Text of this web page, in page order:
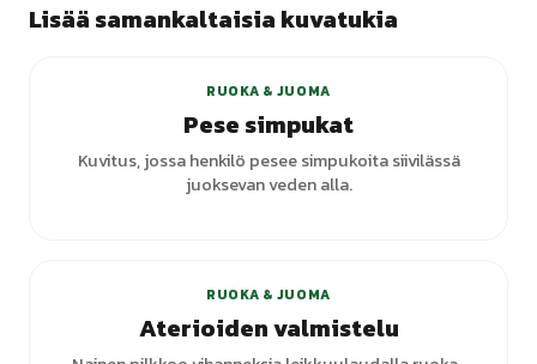
Lisää samankaltaisia kuvatukia
RUOKA & JUOMA
Pese simpukat
Kuvitus, jossa henkilö pesee simpukoita siivilässä
juoksevan veden alla.
RUOKA & JUOMA
Aterioiden valmistelu